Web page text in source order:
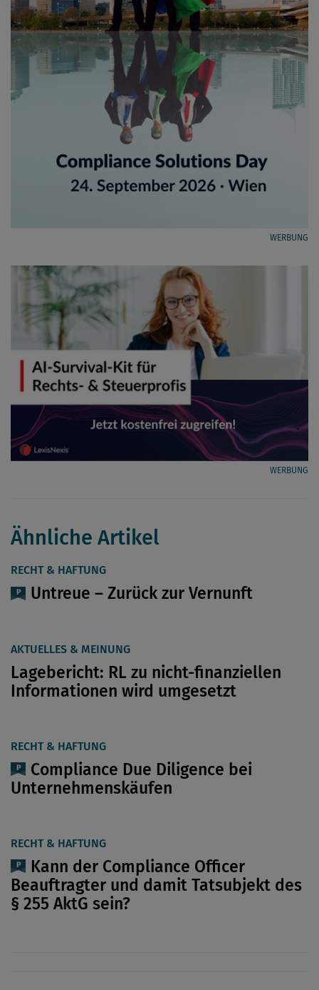
WERBUNG
WERBUNG
Ähnliche Artikel
RECHT & HAFTUNG
Untreue – Zurück zur Vernunft
AKTUELLES & MEINUNG
Lagebericht: RL zu nicht-finanziellen
Informationen wird umgesetzt
RECHT & HAFTUNG
Compliance Due Diligence bei
Unternehmenskäufen
RECHT & HAFTUNG
Kann der Compliance Officer
Beauftragter und damit Tatsubjekt des
§ 255 AktG sein?